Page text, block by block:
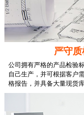
严守
公司拥有严格的产品检验
自己生产 ，并可根据客户
格报告 ，并具备大量现货